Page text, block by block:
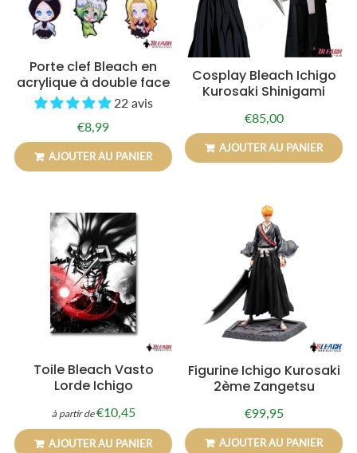
Porte clef Bleach en
acrylique à double face
22 avis
Prix
régulier
€8,99
AJOUTER AU PANIER
Cosplay Bleach Ichigo
Kurosaki Shinigami
Prix
régulier
€85,00€85,00
AJOUTER AU PANIER
Toile Bleach Vasto
Lorde Ichigo
à partir dePrix
régulier
€10,45€10,45
AJOUTER AU PANIER
Figurine Ichigo Kurosaki
2ème Zangetsu
Prix
régulier
€99,95€99,95
AJOUTER AU PANIER